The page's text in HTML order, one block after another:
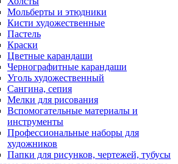
Мольберты и этюдники
Кисти художественные
Пастель
Краски
Цветные карандаши
Чернографитные карандаши
Уголь художественный
Сангина, сепия
Мелки для рисования
Вспомогательные материалы и
инструменты
Профессиональные наборы для
художников
Папки для рисунков, чертежей, тубусы